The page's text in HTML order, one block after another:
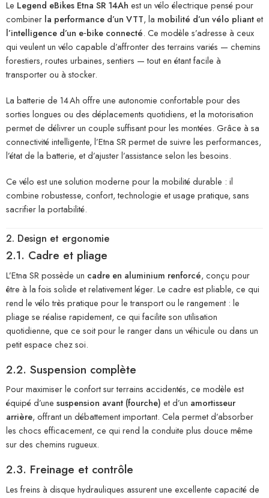
Le Legend eBikes Etna SR 14Ah est un vélo électrique pensé pour
combiner la performance d’un VTT, la mobilité d’un vélo pliantet
l’intelligence d’un e‑bike connecté. Ce modèle s’adresse à ceux
qui veulent un vélo capable d’affronter des terrains variés — chemins
forestiers, routes urbaines, sentiers — tout en étant facile à
transporter ou à stocker.
La batterie de 14 Ah offre une autonomie confortable pour des
sorties longues ou des déplacements quotidiens, et la motorisation
permet de délivrer un couple suffisant pour les montées. Grâce à sa
connectivité intelligente, l’Etna SR permet de suivre les performances,
l’état de la batterie, et d’ajuster l’assistance selon les besoins.
Ce vélo est une solution moderne pour la mobilité durable : il
combine robustesse, confort, technologie et usage pratique, sans
sacrifier la portabilité.
2. Design et ergonomie
2.1. Cadre et pliage
L’Etna SR possède un cadre en aluminium renforcé, conçu pour
être à la fois solide et relativement léger. Le cadre est pliable, ce qui
rend le vélo très pratique pour le transport ou le rangement : le
pliage se réalise rapidement, ce qui facilite son utilisation
quotidienne, que ce soit pour le ranger dans un véhicule ou dans un
petit espace chez soi.
2.2. Suspension complète
Pour maximiser le confort sur terrains accidentés, ce modèle est
équipé d’une suspension avant (fourche) et d’un amortisseur
arrière, offrant un débattement important. Cela permet d’absorber
les chocs efficacement, ce qui rend la conduite plus douce même
sur des chemins rugueux.
2.3. Freinage et contrôle
Les freins à disque hydrauliques assurent une excellente capacité de